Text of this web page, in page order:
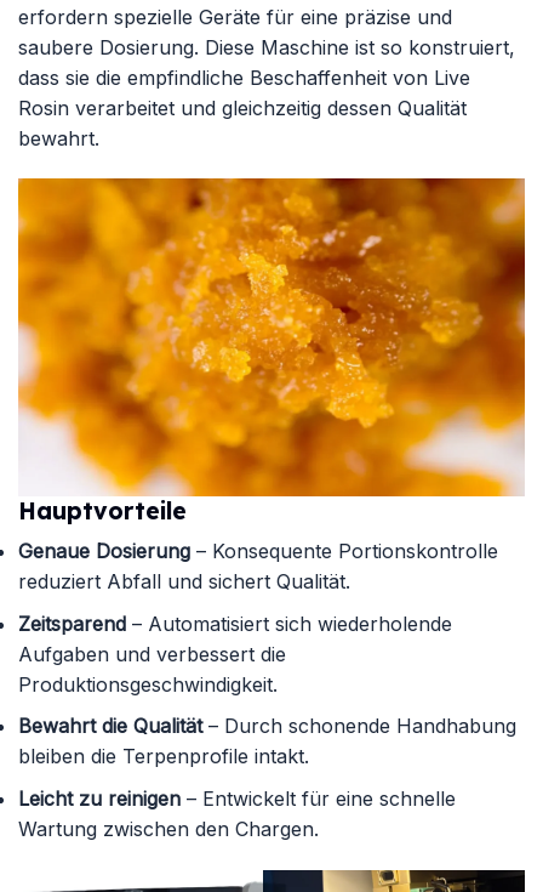
erfordern spezielle Geräte für eine präzise und
saubere Dosierung. Diese Maschine ist so konstruiert,
dass sie die empfindliche Beschaffenheit von Live
Rosin verarbeitet und gleichzeitig dessen Qualität
bewahrt.
Hauptvorteile
Genaue Dosierung – Konsequente Portionskontrolle
reduziert Abfall und sichert Qualität.
Zeitsparend – Automatisiert sich wiederholende
Aufgaben und verbessert die
Produktionsgeschwindigkeit.
Bewahrt die Qualität– Durch schonende Handhabung
bleiben die Terpenprofile intakt.
Leicht zu reinigen – Entwickelt für eine schnelle
Wartung zwischen den Chargen.